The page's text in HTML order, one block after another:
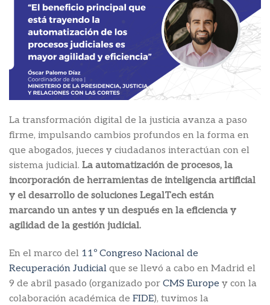
La transformación digital de la justicia avanza a paso
firme, impulsando cambios profundos en la forma en
que abogados, jueces y ciudadanos interactúan con el
sistema judicial. La automatización de procesos, la
incorporación de herramientas de inteligencia artificial
y el desarrollo de soluciones LegalTech están
marcando un antes y un después en la eficiencia y
agilidad de la gestión judicial.
En el marco del 11º Congreso Nacional de
Recuperación Judicial que se llevó a cabo en Madrid el
9 de abril pasado (organizado por CMS Europe y con la
colaboración académica de FIDE), tuvimos la